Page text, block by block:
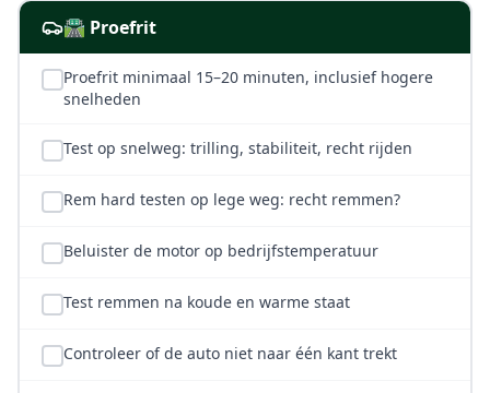
🛣️ Proefrit
Proefrit minimaal 15–20 minuten, inclusief hogere
snelheden
Test op snelweg: trilling, stabiliteit, recht rijden
Rem hard testen op lege weg: recht remmen?
Beluister de motor op bedrijfstemperatuur
Test remmen na koude en warme staat
Controleer of de auto niet naar één kant trekt